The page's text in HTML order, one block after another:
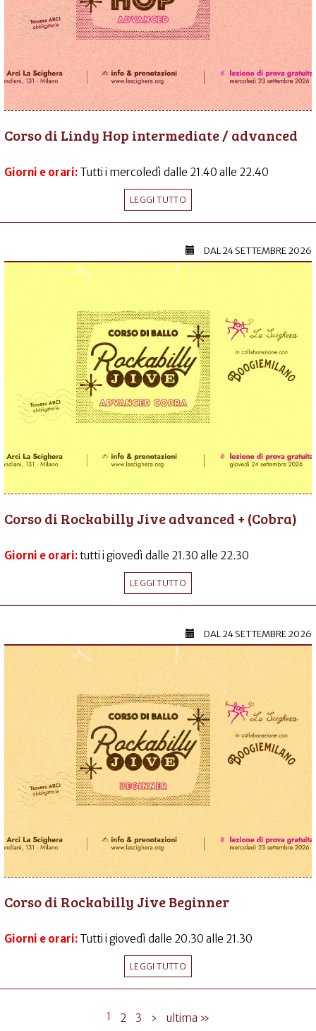
Corso di Lindy Hop intermediate / advanced
Giorni e orari: Tutti i mercoledì dalle 21.40 alle 22.40
LEGGI TUTTO
DAL24 SETTEMBRE 2026
Corso di Rockabilly Jive advanced + (Cobra)
Giorni e orari:tutti i giovedì dalle 21.30 alle 22.30
LEGGI TUTTO
DAL24 SETTEMBRE 2026
Corso di Rockabilly Jive Beginner
Giorni e orari: Tutti i giovedì dalle 20.30 alle 21.30
LEGGI TUTTO
1 2 3 › ultima »